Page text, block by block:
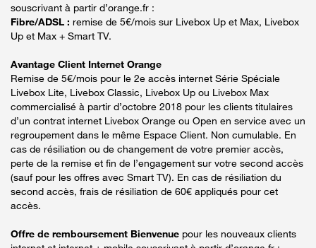
souscrivant à partir d’orange.fr :
Fibre/ADSL : remise de 5€/mois sur Livebox Up et Max, Livebox
Up et Max + Smart TV.
Avantage Client Internet Orange
Remise de 5€/mois pour le 2e accès internet Série Spéciale
Livebox Lite, Livebox Classic, Livebox Up ou Livebox Max
commercialisé à partir d’octobre 2018 pour les clients titulaires
d’un contrat internet Livebox Orange ou Open en service avec un
regroupement dans le même Espace Client. Non cumulable. En
cas de résiliation ou de changement de votre premier accès,
perte de la remise et fin de l’engagement sur votre second accès
(sauf pour les offres avec Smart TV). En cas de résiliation du
second accès, frais de résiliation de 60€ appliqués pour cet
accès.
Offre de remboursement Bienvenue pour les nouveaux clients